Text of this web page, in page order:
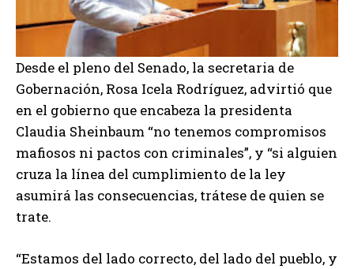
Desde el pleno del Senado, la secretaria de
Gobernación, Rosa Icela Rodríguez, advirtió que
en el gobierno que encabeza la presidenta
Claudia Sheinbaum “no tenemos compromisos
mafiosos ni pactos con criminales”, y “si alguien
cruza la línea del cumplimiento de la ley
asumirá las consecuencias, trátese de quien se
trate.
“Estamos del lado correcto, del lado del pueblo, y